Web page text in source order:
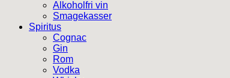
Alkoholfri vin
Smagekasser
Spiritus
Cognac
Gin
Rom
Vodka